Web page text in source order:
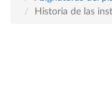
Historia de las